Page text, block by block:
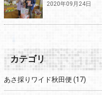
2020年09月24日
カテゴリ
あさ採りワイド秋田便 (17)